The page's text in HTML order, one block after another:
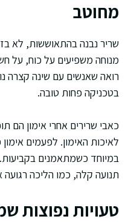
מחוטב
שריר נבנה בהתאוששות, לא
מנוחה משפיעים על כוח, על
רואה שאנשים עם שינה קצרה
בטכניקה פחות טובה.
כאבי שרירים אחרי אימון
לאיכות האימון. לפעמים
במיוחד כשמתאמנים
תנועה קלה, כמו הליכה רגועה
טעויות נפוצות